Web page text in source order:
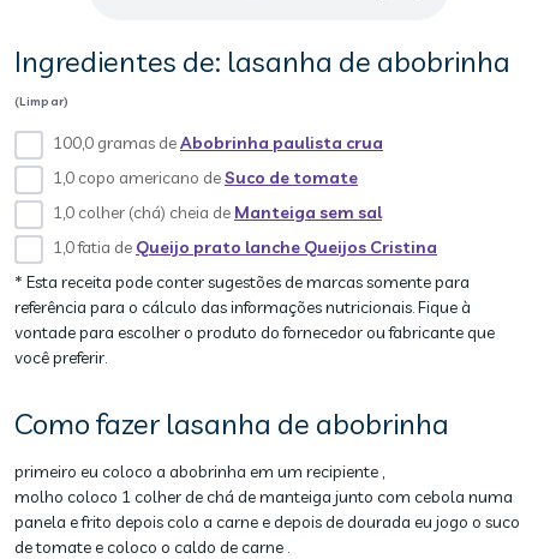
Ingredientes de: lasanha de abobrinha
(Limpar)
100,0 gramas deAbobrinha paulista crua
1,0 copo americano deSuco de tomate
1,0 colher (chá) cheia de Manteiga sem sal
1,0 fatia de Queijo prato lanche Queijos Cristina
* Esta receita pode conter sugestões de marcas somente para
referência para o cálculo das informações nutricionais. Fique à
vontade para escolher o produto do fornecedor ou fabricante que
você preferir.
Como fazer lasanha de abobrinha
primeiro eu coloco a abobrinha em um recipiente ,
molho coloco 1 colher de chá de manteiga junto com cebola numa
panela e frito depois colo a carne e depois de dourada eu jogo o suco
de tomate e coloco o caldo de carne .